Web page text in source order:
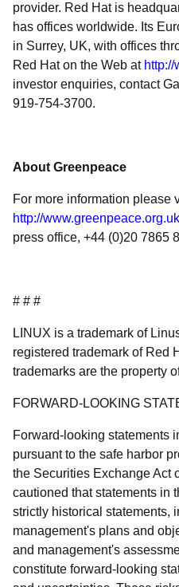
provider. Red Hat is
has offices worldwide. Its
in Surrey, UK, with offices
Red Hat on the Web at
investor enquiries, contact
919-754-3700.
About Greenpeace
For more information please
http://www.greenpeace.org.uk
press office, +44 (0)20 7865
# # #
LINUX is a trademark of
registered trademark of Red
trademarks are the property
FORWARD-LOOKING
Forward-looking statements
pursuant to the safe harbor
the Securities Exchange Act
cautioned that statements in
strictly historical statements,
management's plans and
and management's
constitute forward-looking